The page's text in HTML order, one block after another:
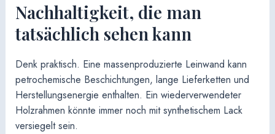
Nachhaltigkeit, die man
tatsächlich sehen kann
Denk praktisch. Eine massenproduzierte Leinwand kann
petrochemische Beschichtungen, lange Lieferketten und
Herstellungsenergie enthalten. Ein wiederverwendeter
Holzrahmen könnte immer noch mit synthetischem Lack
versiegelt sein.